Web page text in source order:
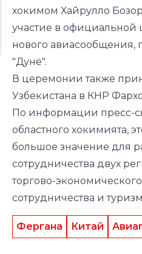
хокимом Хайрулло
участие в официальной
нового авиасообщения,
"Дунё".
В церемонии также
Узбекистана в КНР
По информации пресс-
областного хокимията,
большое значение для
сотрудничества двух
торгово-
сотрудничества и
Фергана Китай